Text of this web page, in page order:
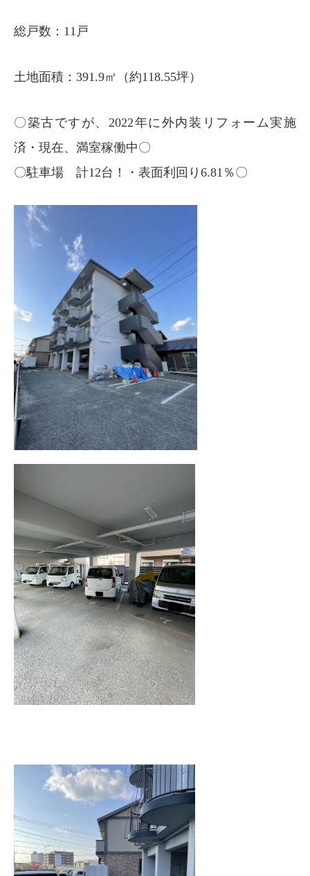
総戸数：11戸
土地面積：391.9㎡（約118.55坪）
〇築古ですが、2022年に外内装リフォーム実施
済・現在、満室稼働中〇
〇駐車場 計12台！・表面利回り6.81％〇